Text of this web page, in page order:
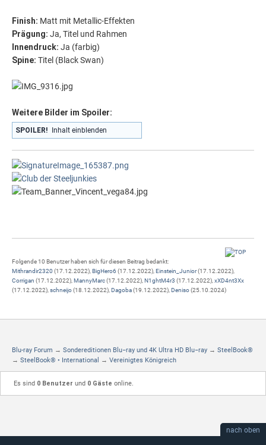
Finish: Matt mit Metallic-Effekten
Prägung: Ja, Titel und Rahmen
Innendruck: Ja (farbig)
Spine: Titel (Black Swan)
Weitere Bilder im Spoiler:
SPOILER! Inhalt einblenden
Folgende 10 Benutzer haben sich für diesen Beitrag bedankt:
Mithrandir2320 (17.12.2022), BigHero6 (17.12.2022), Einstein_Junior(17.12.2022),
Corrigan (17.12.2022), MannyMarc(17.12.2022), N1ghtM4r3 (17.12.2022), xXD4nt3Xx
(17.12.2022), schneijo(18.12.2022), Dagoba(19.12.2022), Deniso(25.10.2024)
Blu-ray Forum → Sondereditionen Blu−ray und 4K Ultra HD Blu−ray → SteelBook®
→ SteelBook® • International → Vereinigtes Königreich
Es sind 0 Benutzer und 0 Gäste online.
nach oben